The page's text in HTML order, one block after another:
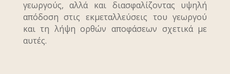
γεωργούς, αλλά και διασφαλίζοντας υψηλή
απόδοση στις εκμεταλλεύσεις του γεωργού
και τη λήψη ορθών αποφάσεων σχετικά με
αυτές.